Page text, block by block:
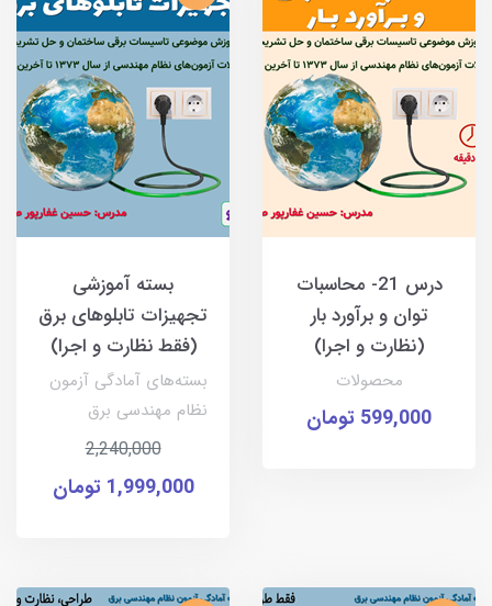
درس 21- محاسبات
توان و برآورد بار
(نظارت و اجرا)
محصولات
599,000 تومان
بسته آموزشی
تجهیزات تابلوهای برق
(فقط نظارت و اجرا)
بسته‌های آمادگی آزمون
نظام مهندسی برق
2,240,000
1,999,000 تومان